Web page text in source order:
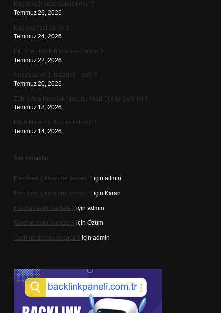
Koç erkeği yatakta nasıl olur ?
Temmuz 26, 2026
Kaç çeşit yat vardır ?
Temmuz 24, 2026
IMEI den telefon markası bulma ?
Temmuz 22, 2026
Anayasanın 3. maddesi nedir ?
Temmuz 20, 2026
Zühre Ana Kozalak Macunu öksürüğe iyi gelir mi ?
Temmuz 18, 2026
Kışın klima modu nasıl olmalı ?
Temmuz 14, 2026
Son yorumlar
Merdiven çıkmak ne demek ? için admin
Merdiven çıkmak ne demek ? için Karan
Mechul nedir hadiste ? için admin
Mechul nedir hadiste ? için Özüm
Cerh ne demek Arapça ? için admin